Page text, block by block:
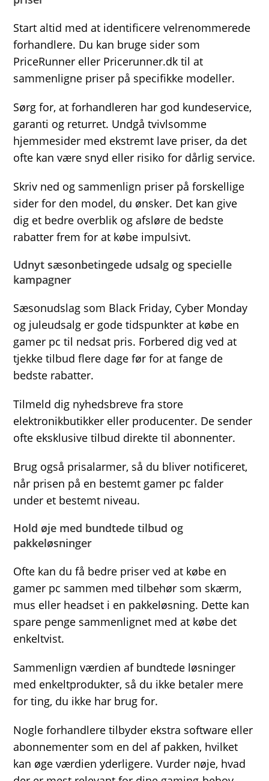
Start altid med at identificere velrenommerede
forhandlere. Du kan bruge sider som
PriceRunner eller Pricerunner.dk til at
sammenligne priser på specifikke modeller.
Sørg for, at forhandleren har god kundeservice,
garanti og returret. Undgå tvivlsomme
hjemmesider med ekstremt lave priser, da det
ofte kan være snyd eller risiko for dårlig service.
Skriv ned og sammenlign priser på forskellige
sider for den model, du ønsker. Det kan give
dig et bedre overblik og afsløre de bedste
rabatter frem for at købe impulsivt.
Udnyt sæsonbetingede udsalg og specielle
kampagner
Sæsonudslag som Black Friday, Cyber Monday
og juleudsalg er gode tidspunkter at købe en
gamer pc til nedsat pris. Forbered dig ved at
tjekke tilbud flere dage før for at fange de
bedste rabatter.
Tilmeld dig nyhedsbreve fra store
elektronikbutikker eller producenter. De sender
ofte eksklusive tilbud direkte til abonnenter.
Brug også prisalarmer, så du bliver notificeret,
når prisen på en bestemt gamer pc falder
under et bestemt niveau.
Hold øje med bundtede tilbud og
pakkeløsninger
Ofte kan du få bedre priser ved at købe en
gamer pc sammen med tilbehør som skærm,
mus eller headset i en pakkeløsning. Dette kan
spare penge sammenlignet med at købe det
enkeltvist.
Sammenlign værdien af bundtede løsninger
med enkeltprodukter, så du ikke betaler mere
for ting, du ikke har brug for.
Nogle forhandlere tilbyder ekstra software eller
abonnementer som en del af pakken, hvilket
kan øge værdien yderligere. Vurder nøje, hvad